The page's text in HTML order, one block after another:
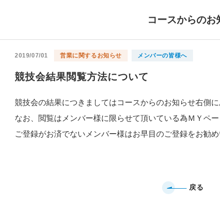
コースからのお
2019/07/01 営業に関するお知らせ メンバーの皆様へ
競技会結果閲覧方法について
競技会の結果につきましてはコースからのお知らせ右側
なお、閲覧はメンバー様に限らせて頂いている為ＭＹペ
ご登録がお済でないメンバー様はお早目のご登録をお勧
戻る